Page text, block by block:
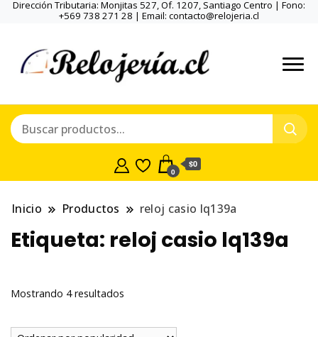
Dirección Tributaria: Monjitas 527, Of. 1207, Santiago Centro | Fono:
+569 738 271 28 | Email: contacto@relojeria.cl
0
$0
Inicio Productos reloj casio lq139a
Etiqueta: reloj casio lq139a
Mostrando 4 resultados
popularidad